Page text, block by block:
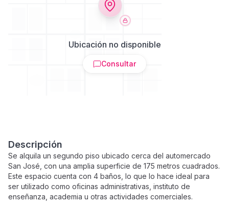
Ubicación no disponible
Consultar
Descripción
Se alquila un segundo piso ubicado cerca del automercado
San José, con una amplia superficie de 175 metros cuadrados.
Este espacio cuenta con 4 baños, lo que lo hace ideal para
ser utilizado como oficinas administrativas, instituto de
enseñanza, academia u otras actividades comerciales.